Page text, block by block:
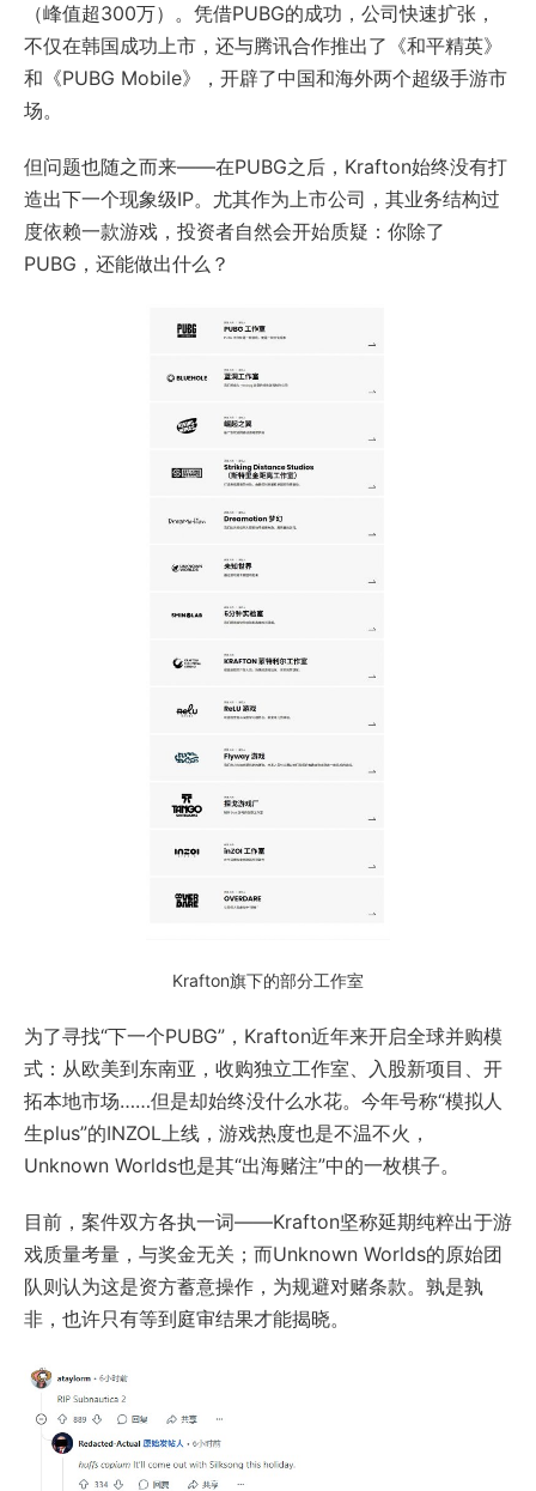
（峰值超300万）。凭借PUBG的成功，公司快速扩张，
不仅在韩国成功上市，还与腾讯合作推出了《和平精英》
和《PUBG Mobile》，开辟了中国和海外两个超级手游市
场。
但问题也随之而来——在PUBG之后，Krafton始终没有打
造出下一个现象级IP。尤其作为上市公司，其业务结构过
度依赖一款游戏，投资者自然会开始质疑：你除了
PUBG，还能做出什么？
Krafton旗下的部分工作室
为了寻找“下一个PUBG”，Krafton近年来开启全球并购模
式：从欧美到东南亚，收购独立工作室、入股新项目、开
拓本地市场……但是却始终没什么水花。今年号称“模拟人
生plus”的INZOL上线，游戏热度也是不温不火，
Unknown Worlds也是其“出海赌注”中的一枚棋子。
目前，案件双方各执一词——Krafton坚称延期纯粹出于游
戏质量考量，与奖金无关；而Unknown Worlds的原始团
队则认为这是资方蓄意操作，为规避对赌条款。孰是孰
非，也许只有等到庭审结果才能揭晓。